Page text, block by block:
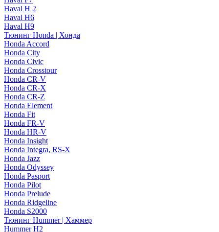
Haval H 2
Haval H6
Haval H9
Тюнинг Honda | Хонда
Honda Accord
Honda City
Honda Civic
Honda Crosstour
Honda CR-V
Honda CR-X
Honda CR-Z
Honda Element
Honda Fit
Honda FR-V
Honda HR-V
Honda Insight
Honda Integra, RS-X
Honda Jazz
Honda Odyssey
Honda Pasport
Honda Pilot
Honda Prelude
Honda Ridgeline
Honda S2000
Тюнинг Hummer | Хаммер
Hummer H2